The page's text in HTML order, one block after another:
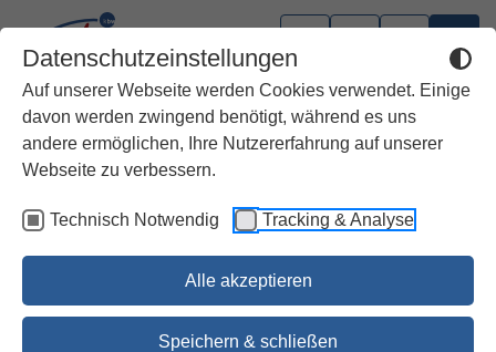
Datenschutzeinstellungen
Auf unserer Webseite werden Cookies verwendet. Einige
davon werden zwingend benötigt, während es uns
andere ermöglichen, Ihre Nutzererfahrung auf unserer
Webseite zu verbessern.
Technisch Notwendig Tracking & Analyse
Alle akzeptieren
Speichern & schließen